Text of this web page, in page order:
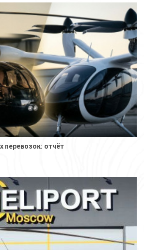
перевозок: отчёт